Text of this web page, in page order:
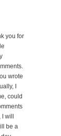
you for
wrote
I
could
I will
be a